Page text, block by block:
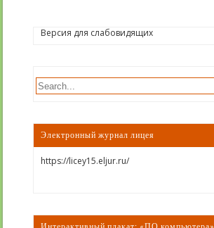
Версия для слабовидящих
Электронный журнал лицея
https://licey15.eljur.ru/